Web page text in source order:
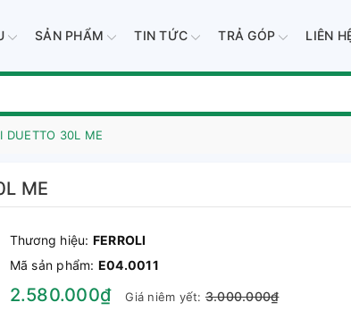
SẢN PHẨM TIN TỨC TRẢ GÓP LIÊN
DUETTO 30L ME
ME
Thương hiệu: FERROLI
Mã sản phẩm: E04.0011
2.580.000₫ Giá niêm yết: 3.000.000₫